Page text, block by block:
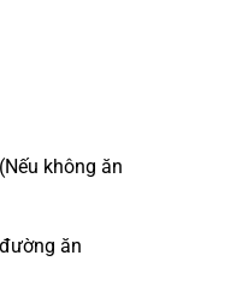
không ăn
ăn